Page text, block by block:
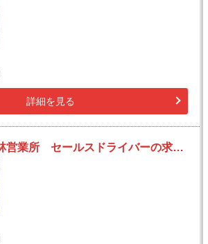
詳細を見る
佐川急便 富田林営業所 セールスドライバーの求人！安定収入と働きがい！大手の佐川急便で長期的に活躍できるチャンス♪